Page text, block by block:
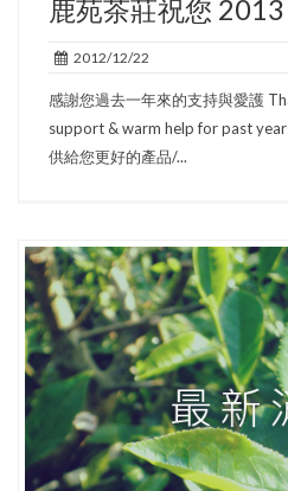
鹿苑茶莊祝您 2013
2012/12/22
感謝您過去一年來的支持與愛護
support & warm help for past
供給您更好的產品/...